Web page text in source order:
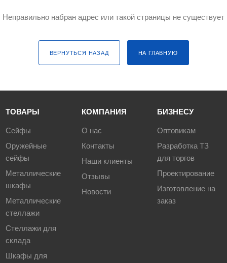
Неправильно набран адрес или такой страницы не существует
ВЕРНУТЬСЯ НАЗАД НА ГЛАВНУЮ
ТОВАРЫ
Сейфы
Оружейные
сейфы
Металлические
шкафы
Металлические
стеллажи
Стеллажи для
склада
Шкафы для
КОМПАНИЯ
О нас
Контакты
Наши клиенты
Отзывы
Новости
БИЗНЕСУ
Оптовикам
Разработка ТЗ
для торгов
Проектирование
Изготовление на
заказ